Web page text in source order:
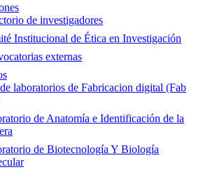
de investigadores
Institucional de Ética en Investigación
externas
laboratorios de Fabricacion digital (Fab
de Anatomía e Identificación de la
de Biotecnología Y Biología